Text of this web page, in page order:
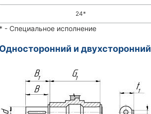
24*
* - Специальное исполнение
Односторонний и двухсторонний